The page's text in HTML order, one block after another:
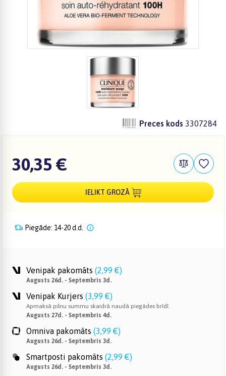
Preces kods 3307284
30,35 €
IELIKT GROZĀ
Piegāde: 14-20 d.d.
Venipak pakomāts (2,99 €)
Augusts 26d. - Septembris 3d.
Venipak Kurjers (3,99 €)
Apmaksā pilnu summu skaidrā naudā piegādes brīdī.
Augusts 27d. - Septembris 4d.
Omniva pakomāts (3,99 €)
Augusts 26d. - Septembris 3d.
Smartposti pakomāts (2,99 €)
Augusts 26d. - Septembris 3d.